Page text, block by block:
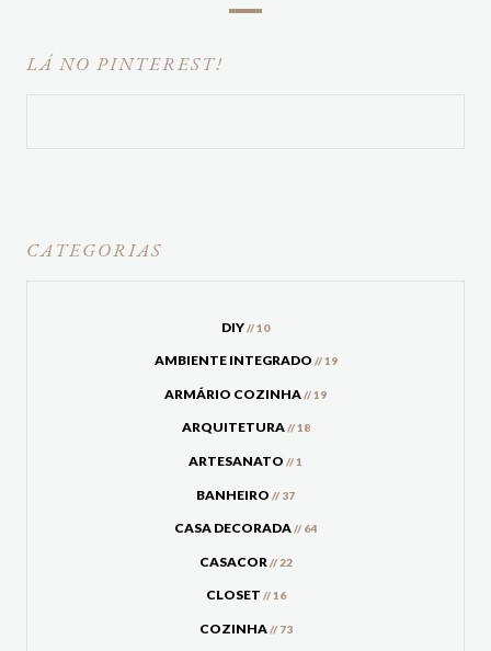
LÁ NO PINTEREST!
CATEGORIAS
DIY// 10
AMBIENTE INTEGRADO // 19
ARMÁRIO COZINHA// 19
ARQUITETURA// 18
ARTESANATO // 1
BANHEIRO // 37
CASA DECORADA// 64
CASACOR // 22
CLOSET // 16
COZINHA// 73